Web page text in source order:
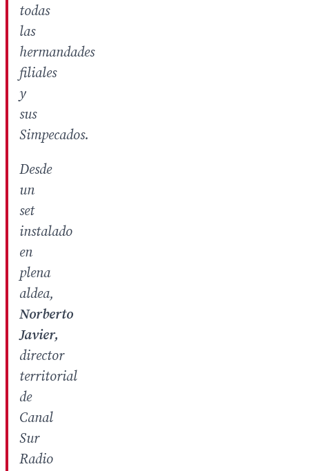
todas
las
hermandades
filiales
y
sus
Simpecados.
Desde
un
set
instalado
en
plena
aldea,
Norberto
Javier,
director
territorial
de
Canal
Sur
Radio